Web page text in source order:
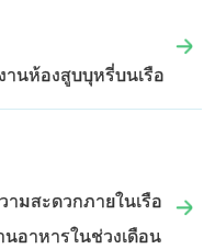
านห้องสูบบุหรี่บนเรือ
มสะดวกภายในเรือ
อาหารในช่วงเดือน